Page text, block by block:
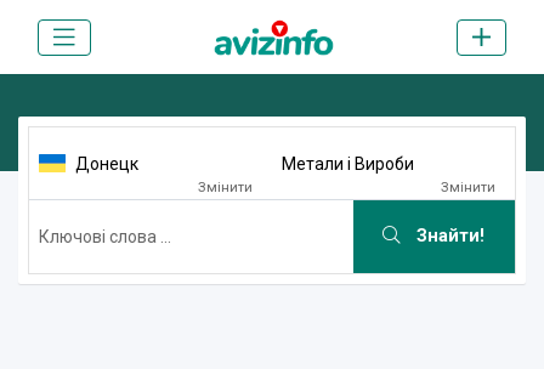
Донецк
Змінити
Метали і Вироби
Змінити
Знайти!